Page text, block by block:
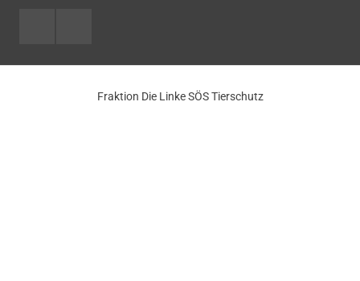
Fraktion Die Linke SÖS Tierschutz